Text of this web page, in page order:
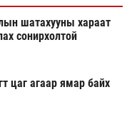
шатахууны хараат
сонирхолтой
цаг агаар ямар байх